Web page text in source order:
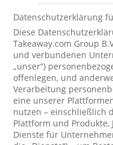
Datenschutzerklärung
Diese
Takeaway.com Group
und verbundenen
„unser“)
offenlegen, und
Verarbeitung
eine unserer
nutzen – einschließlich
Plattform und Produkte,
Dienste für